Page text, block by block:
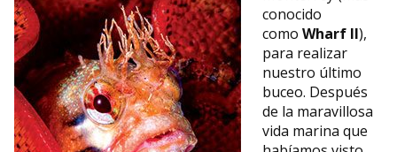
conocido
como Wharf II),
para realizar
nuestro último
buceo. Después
de la maravillosa
vida marina que